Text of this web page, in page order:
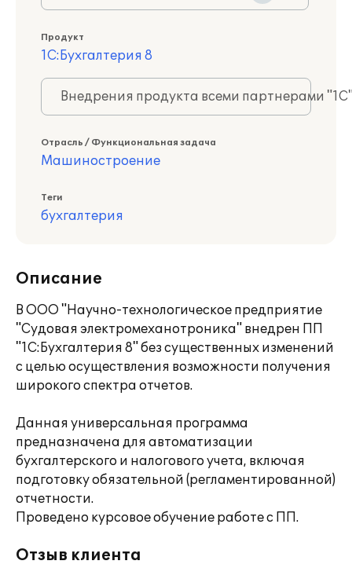
Продукт
1С:Бухгалтерия 8
Внедрения продукта всеми партнерами
Отрасль / Функциональная задача
Машиностроение
Теги
бухгалтерия
Описание
В ООО "Научно-технологическое предприятие
"Судовая электромеханотроника" внедрен ПП
"1С:Бухгалтерия 8" без существенных изменений
с целью осуществления возможности получения
широкого спектра отчетов.
Данная универсальная программа
предназначена для автоматизации
бухгалтерского и налогового учета, включая
подготовку обязательной (регламентированной)
отчетности.
Проведено курсовое обучение работе с ПП.
Отзыв клиента